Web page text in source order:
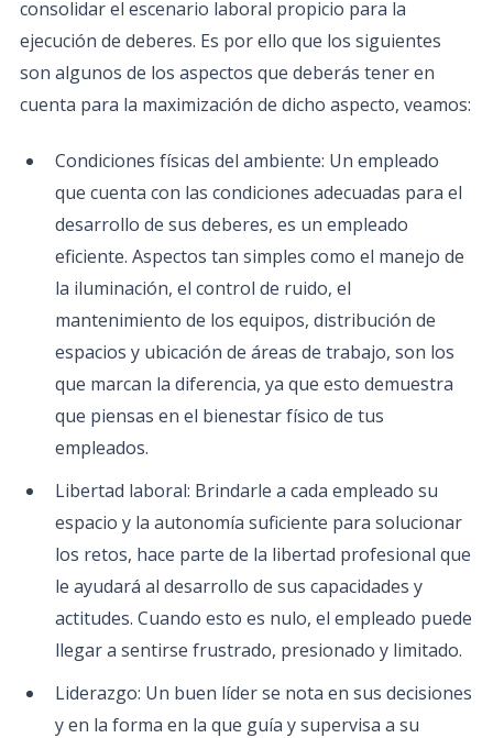
consolidar el escenario laboral propicio para la
ejecución de deberes. Es por ello que los siguientes
son algunos de los aspectos que deberás tener en
cuenta para la maximización de dicho aspecto, veamos:
Condiciones físicas del ambiente: Un empleado
que cuenta con las condiciones adecuadas para el
desarrollo de sus deberes, es un empleado
eficiente. Aspectos tan simples como el manejo de
la iluminación, el control de ruido, el
mantenimiento de los equipos, distribución de
espacios y ubicación de áreas de trabajo, son los
que marcan la diferencia, ya que esto demuestra
que piensas en el bienestar físico de tus
empleados.
Libertad laboral: Brindarle a cada empleado su
espacio y la autonomía suficiente para solucionar
los retos, hace parte de la libertad profesional que
le ayudará al desarrollo de sus capacidades y
actitudes. Cuando esto es nulo, el empleado puede
llegar a sentirse frustrado, presionado y limitado.
Liderazgo: Un buen líder se nota en sus decisiones
y en la forma en la que guía y supervisa a su